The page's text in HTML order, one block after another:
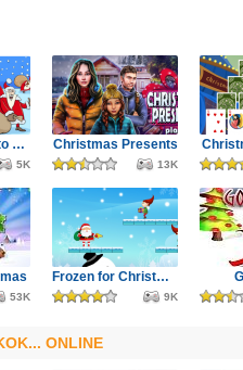
Christmas Photo Differences 2
5K
Christmas Presents
13K
53K
Frozen for Christmas
9K
ONLINE